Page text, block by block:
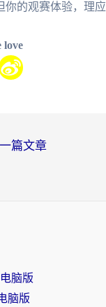
你的观赛体验，理应
love
篇文章
脑版
脑版